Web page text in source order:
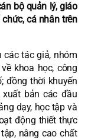
bộ quản lý, giáo
cá nhân trên
tác giả, nhóm
khoa học, công
đồng thời khuyến
xuất bản các đầu
dạy, học tập và
động thiết thực
nâng cao chất